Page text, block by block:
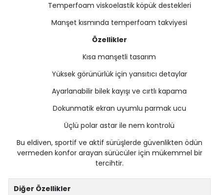
Temperfoam viskoelastik köpük destekleri
Manşet kısmında temperfoam takviyesi
Özellikler
Kısa manşetli tasarım
Yüksek görünürlük için yansıtıcı detaylar
Ayarlanabilir bilek kayışı ve cırtlı kapama
Dokunmatik ekran uyumlu parmak ucu
Üçlü polar astar ile nem kontrolü
Bu eldiven, sportif ve aktif sürüşlerde güvenlikten ödün
vermeden konfor arayan sürücüler için mükemmel bir
tercihtir.
Diğer Özellikler